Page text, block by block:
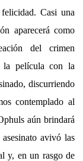
Casi una
aparecerá como
del crimen
la película con la
discurriendo
contemplado al
aún brindará
avivó las
y, en un rasgo de